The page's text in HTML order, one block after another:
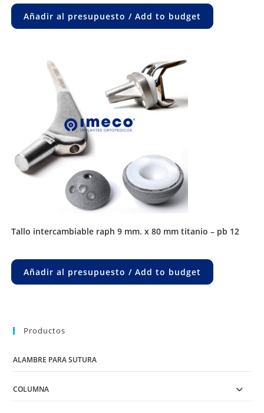
Añadir al presupuesto / Add to budget
tallo intercambiable raph 9 mm. x 80 mm titanio – pb 12
Añadir al presupuesto / Add to budget
Productos
ALAMBRE PARA SUTURA
COLUMNA